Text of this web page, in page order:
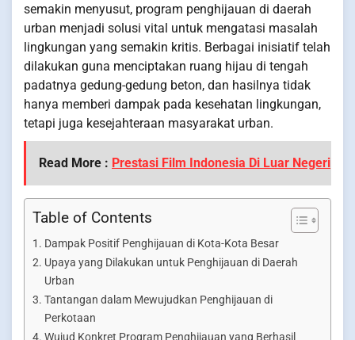
semakin menyusut, program penghijauan di daerah
urban menjadi solusi vital untuk mengatasi masalah
lingkungan yang semakin kritis. Berbagai inisiatif telah
dilakukan guna menciptakan ruang hijau di tengah
padatnya gedung-gedung beton, dan hasilnya tidak
hanya memberi dampak pada kesehatan lingkungan,
tetapi juga kesejahteraan masyarakat urban.
Read More : Prestasi Film Indonesia Di Luar Negeri
Table of Contents
Dampak Positif Penghijauan di Kota-Kota Besar
Upaya yang Dilakukan untuk Penghijauan di Daerah
Urban
Tantangan dalam Mewujudkan Penghijauan di
Perkotaan
Wujud Konkret Program Penghijauan yang Berhasil